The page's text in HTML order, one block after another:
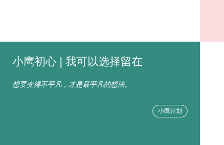
小鹰初心 | 我可以选择留在
想要变得不平凡，才是最平凡的想法。
小鹰计划